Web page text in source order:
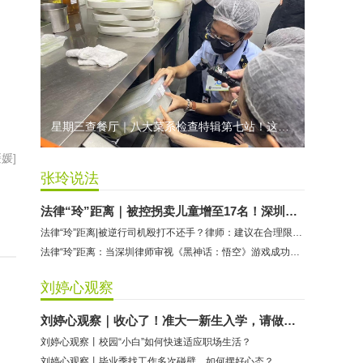
]
星期三查餐厅｜八大菜系检查特辑第七站！这家米其林一星人气闽菜餐厅后厨干净吗？
张玲说法
法律“玲”距离｜被控拐卖儿童增至17名！深圳律师解读余华英案
刘婷心观察
刘婷心观察｜收心了！准大一新生入学，请做好这些准备
刘婷心观察丨校园“小白”如何快速适应职场生活？